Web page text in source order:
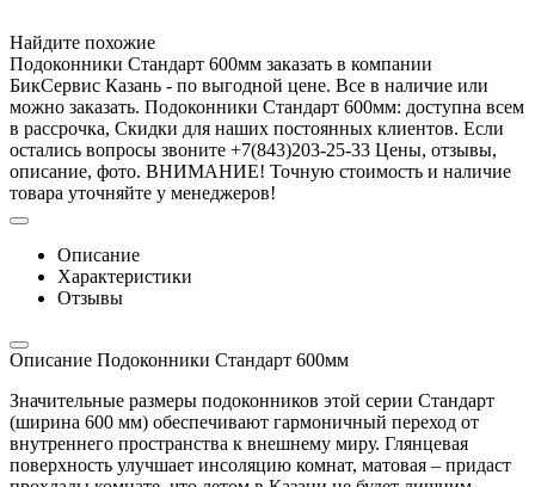
Найдите похожие
Подоконники Стандарт 600мм заказать в компании
БикСервис Казань - по выгодной цене. Все в наличие или
можно заказать. Подоконники Стандарт 600мм: доступна всем
в рассрочка, Скидки для наших постоянных клиентов. Если
остались вопросы звоните +7(843)203-25-33 Цены, отзывы,
описание, фото. ВНИМАНИЕ! Точную стоимость и наличие
товара уточняйте у менеджеров!
Описание
Характеристики
Отзывы
Описание Подоконники Стандарт 600мм
Значительные размеры подоконников этой серии Стандарт
(ширина 600 мм) обеспечивают гармоничный переход от
внутреннего пространства к внешнему миру. Глянцевая
поверхность улучшает инсоляцию комнат, матовая – придаст